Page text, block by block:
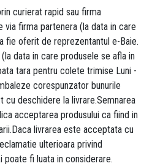
curierat rapid sau firma
via firma partenera (la data in care
fie oferit de reprezentantul e-Baie.
data in care produsele se afla in
tara pentru colete trimise Luni -
corespunzator bunurile
cu deschidere la livrare.Semnarea
acceptarea produsului ca fiind in
livrarea este acceptata cu
ulterioara privind
fi luata in considerare.